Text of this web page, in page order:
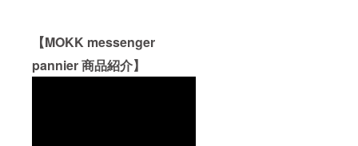
【MOKK messenger
pannier 商品紹介】